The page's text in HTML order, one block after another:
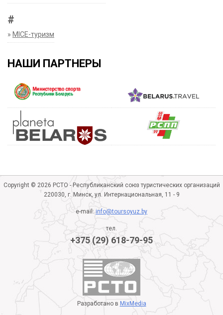
#
» MICE-туризм
НАШИ ПАРТНЕРЫ
Copyright © 2026 РСТО - Республиканский союз туристических организаций
220030, г. Минск, ул. Интернациональная, 11 - 9
e-mail:info@toursoyuz.by
тел.
+375 (29) 618-79-95
Разработано в MixMedia